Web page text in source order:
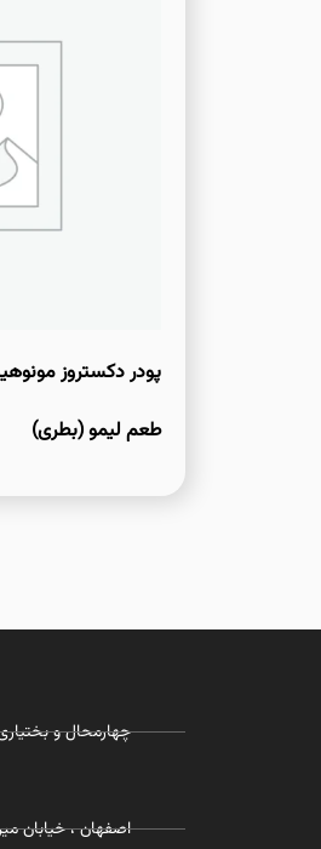
طعم لیمو (بطری)
چهارمحال و بختیاری ،
اصفهان ، خیابان